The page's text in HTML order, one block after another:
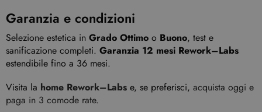
Garanzia e condizioni
Selezione estetica in Grado Ottimo o Buono, test e
sanificazione completi. Garanzia 12 mesi Rework–Labs
estendibile fino a 36 mesi.
Visita la home Rework–Labs e, se preferisci, acquista oggi e
paga in 3 comode rate.